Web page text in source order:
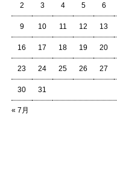
« 7月
2 3 4 5 6
9 10 11 12 13
16 17 18 19 20
23 24 25 26 27
30 31